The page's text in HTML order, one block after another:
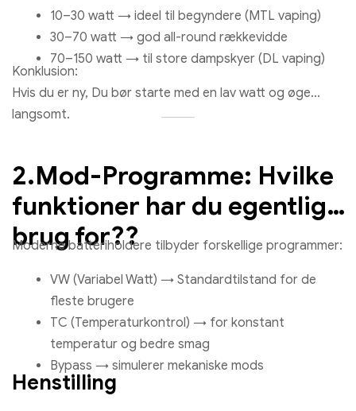
10–30 watt → ideel til begyndere (MTL vaping)
30–70 watt → god all-round rækkevidde
70–150 watt → til store dampskyer (DL vaping)
Konklusion:
Hvis du er ny, Du bør starte med en lav watt og øge
langsomt.
2.Mod-Programme: Hvilke
funktioner har du egentlig
brug for??
Moderne batteriholdere tilbyder forskellige programmer:
VW (Variabel Watt) → Standardtilstand for de
fleste brugere
TC (Temperaturkontrol) → for konstant
temperatur og bedre smag
Bypass → simulerer mekaniske mods
Henstilling